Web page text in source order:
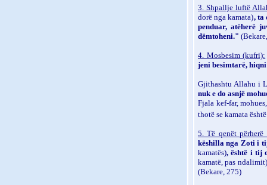
3. Shpallje luftë
dorë nga kamata), ta
penduar, atëherë
dëmtoheni."
4. Mosbesim (kufri):
jeni besimtarë,
Gjithashtu Allahu i
nuk e do asnjë
Fjala kef-far,
thotë se kamata
5. Të qenët
këshilla nga Zoti i
kamatës), është i tij
kamatë, pas ndalimit)
(Bekare, 275)